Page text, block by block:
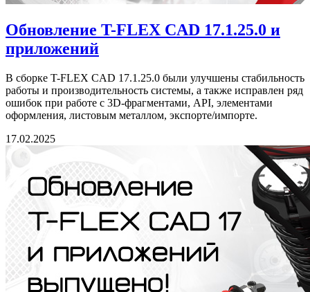
Обновление T-FLEX CAD 17.1.25.0 и
приложений
В сборке T-FLEX CAD 17.1.25.0 были улучшены стабильность
работы и производительность системы, а также исправлен ряд
ошибок при работе с 3D-фрагментами, API, элементами
оформления, листовым металлом, экспорте/импорте.
17.02.2025